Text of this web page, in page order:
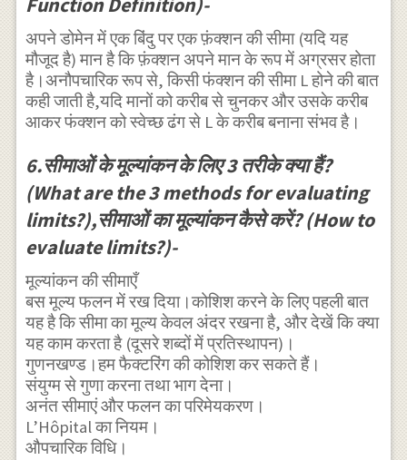
अपने डोमेन में एक बिंदु पर एक फ़ंक्शन की सीमा (यदि यह
मौजूद है) मान है कि फ़ंक्शन अपने मान के रूप में अग्रसर होता
है।अनौपचारिक रूप से, किसी फंक्शन की सीमा L होने की बात
कही जाती है,यदि मानों को करीब से चुनकर और उसके करीब
आकर फंक्शन को स्वेच्छ ढंग से L के करीब बनाना संभव है।
6.सीमाओं के मूल्यांकन के लिए 3 तरीके क्या हैं?
(What are the 3 methods for evaluating
limits?),सीमाओं का मूल्यांकन कैसे करें? (How to
evaluate limits?)-
मूल्यांकन की सीमाएँ
बस मूल्य फलन में रख दिया।कोशिश करने के लिए पहली बात
यह है कि सीमा का मूल्य केवल अंदर रखना है, और देखें कि क्या
यह काम करता है (दूसरे शब्दों में प्रतिस्थापन)।
गुणनखण्ड।हम फैक्टरिंग की कोशिश कर सकते हैं।
संयुग्म से गुणा करना तथा भाग देना।
अनंत सीमाएं और फलन का परिमेयकरण।
L’Hôpital का नियम।
औपचारिक विधि।